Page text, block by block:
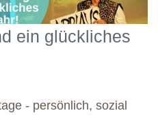
diesen vielseitigen
starken Grundstein für die
allen weiteren
Modulen sowie eine ebenso
ein glückliches
- persönlich, sozial